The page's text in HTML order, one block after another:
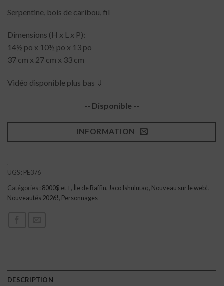
Serpentine, bois de caribou, fil
Dimensions (H x L x P):
14½ po x 10½ po x 13 po
37 cm x 27 cm x 33 cm
Vidéo disponible plus bas ⇓
-- Disponible --
INFORMATION
UGS : PE376
Catégories : 8000$ et +, Île de Baffin, Jaco Ishulutaq, Nouveau sur le web!,
Nouveautés 2026!, Personnages
DESCRIPTION